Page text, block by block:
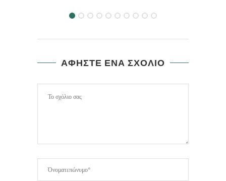
ΑΦΗΣΤΕ ΕΝΑ ΣΧΟΛΙΟ